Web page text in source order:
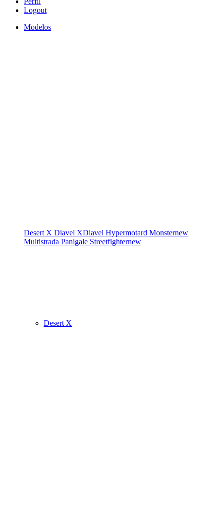
Logout
Modelos
Desert X Diavel XDiavel Hypermotard Monsternew
Multistrada Panigale Streetfighternew
Desert X